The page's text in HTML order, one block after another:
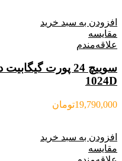
افزودن به سبد خرید
مقایسه
علاقه‌مندم
1024D
19,790,000تومان
افزودن به سبد خرید
مقایسه